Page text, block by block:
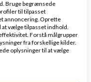
|
uge spurgte
Hvad sker der,
Bruge begrænsede
til tilpasset
annoncering. Oprette
vælge tilpasset indhold.
Forstå målgrupper
fra forskellige kilder.
oplysninger til at vælge